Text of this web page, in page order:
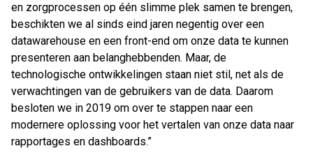
en zorgprocessen op één slimme plek samen te brengen,
beschikten we al sinds eind jaren negentig over een
datawarehouse en een front-end om onze data te kunnen
presenteren aan belanghebbenden. Maar, de
technologische ontwikkelingen staan niet stil, net als de
verwachtingen van de gebruikers van de data. Daarom
besloten we in 2019 om over te stappen naar een
modernere oplossing voor het vertalen van onze data naar
rapportages en dashboards.”